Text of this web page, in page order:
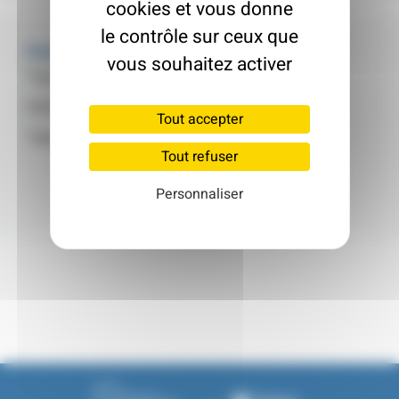
Type de logement :Maison de faubourg
135 m²
Maison Individuelle
cookies et vous donne
le contrôle sur ceux que
vous souhaitez activer
Tout accepter
Tout refuser
Personnaliser